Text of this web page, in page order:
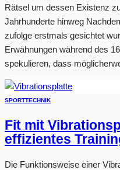
Rätsel um dessen Existenz
Jahrhunderte hinweg
zufolge erstmals gesichtet
Erwähnungen während des
spekulieren, dass
SPORTTECHNIK
Fit mit
effizientes
Die Funktionsweise einer